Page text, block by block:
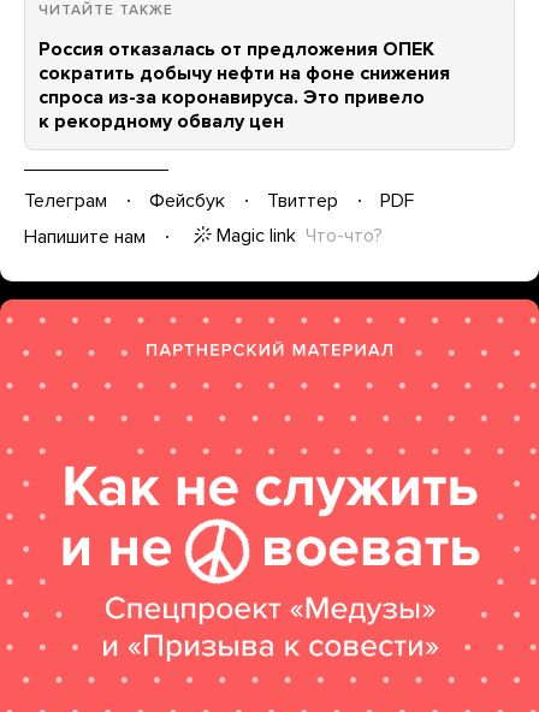
ЧИТАЙТЕ ТАКЖЕ
Россия отказалась от предложения ОПЕК
сократить добычу нефти на фоне снижения
спроса из-за коронавируса. Это привело
к рекордному обвалу цен
Телеграм Фейсбук Твиттер
PDF
Напишите нам
Magic link Что-что?